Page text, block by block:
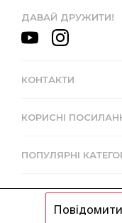
ДАВАЙ ДРУЖИТИ!
КОНТАКТИ
КОРИСНІ
ПОПУЛЯРНІ
© 2013 - 2026